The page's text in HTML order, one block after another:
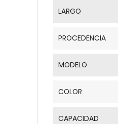
LARGO
PROCEDENCIA
MODELO
COLOR
CAPACIDAD